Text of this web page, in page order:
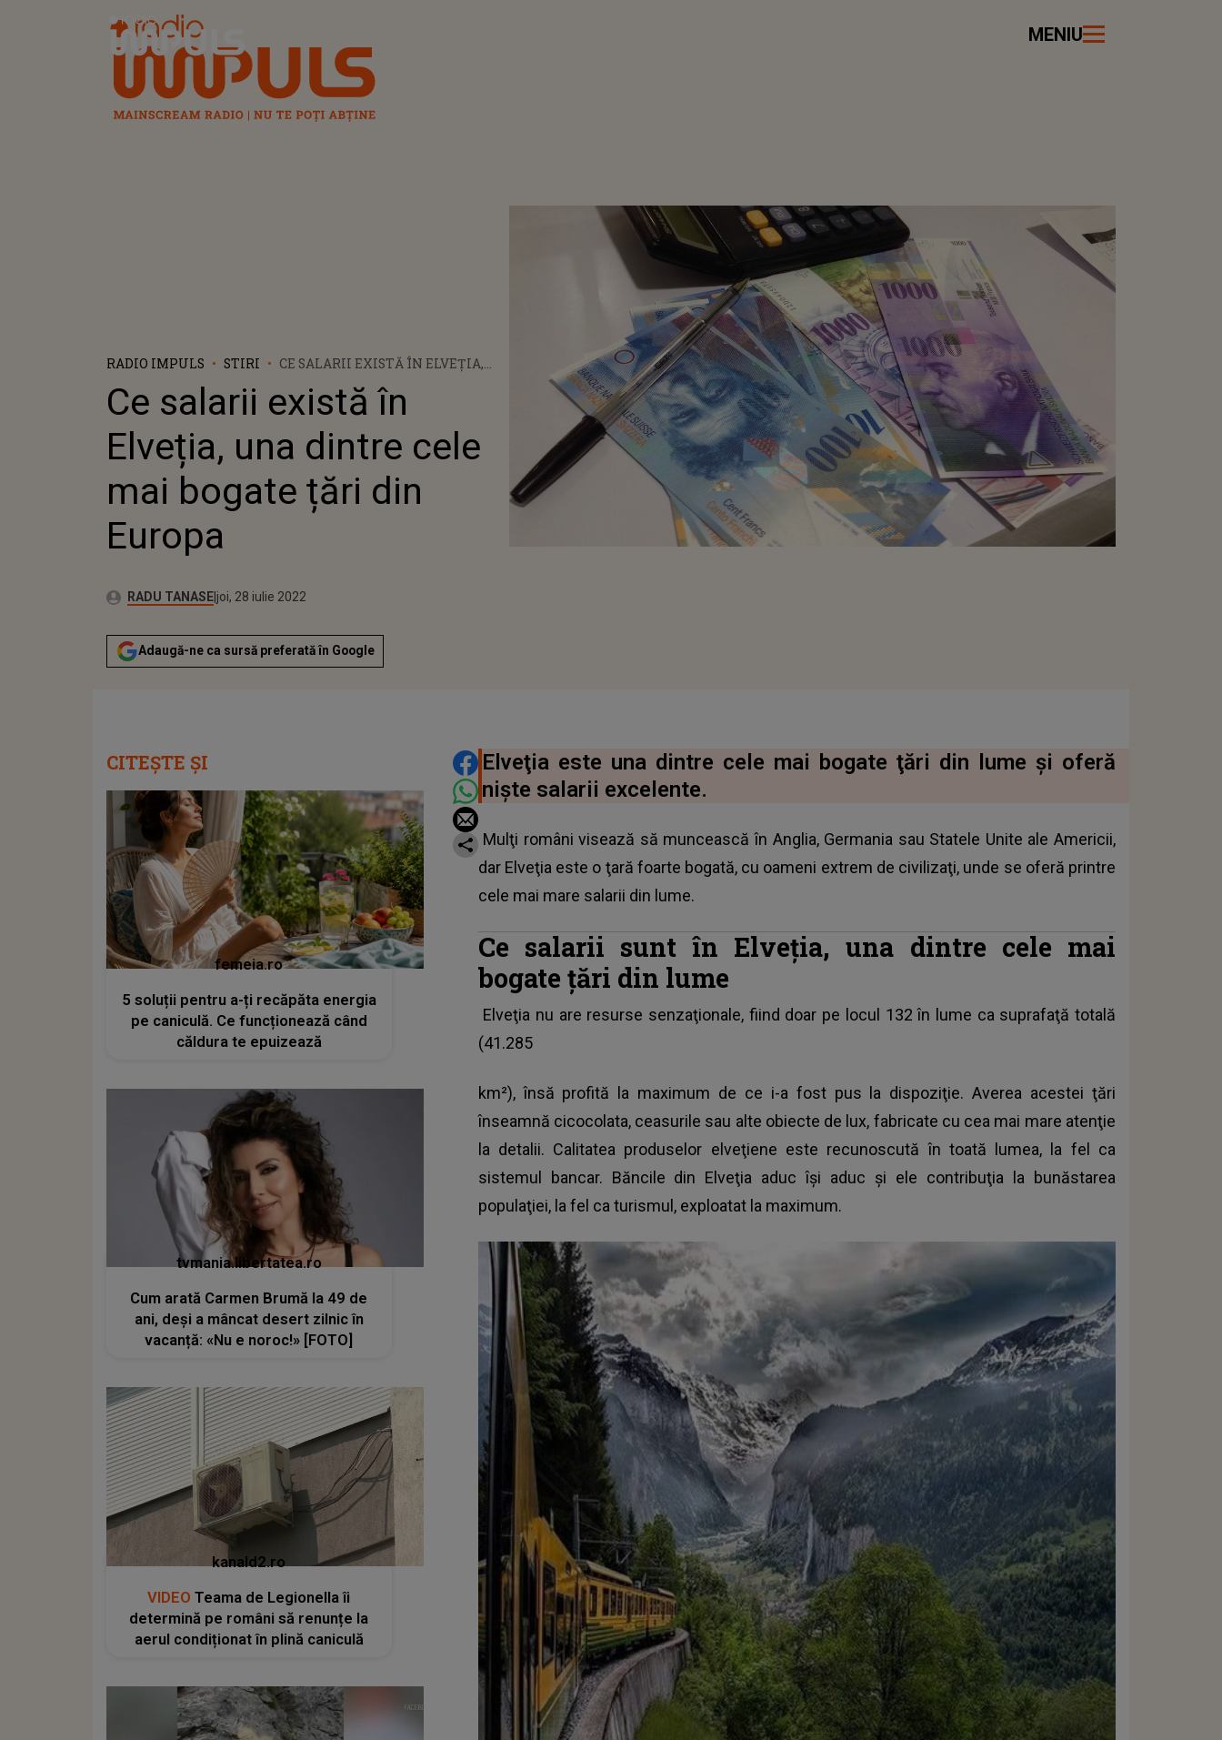
Radio Impuls MENIU
RADIO IMPULS STIRI
CE SALARII EXISTĂ ÎN ELVEȚIA,
ȚĂRI DIN EUROPA
Ce salarii există în
Elveția, una dintre cele
mai bogate țări din
Europa
Autor:RADU TANASEPublicat:
luni, 12 iulie 2021
Actualizat:
joi, 28 iulie 2022
Adaugă-ne ca sursă preferată în Google
DISTRIBUIE ARTICOLUL
Elveţia este una dintre cele mai bogate ţări din lume şi oferă
nişte salarii excelente.
Mulţi români visează să muncească în Anglia, Germania sau Statele Unite ale Americii,
dar Elveţia este o ţară foarte bogată, cu oameni extrem de civilizaţi, unde se oferă printre
cele mai mare salarii din lume.
Ce salarii sunt în Elveţia, una dintre cele mai
bogate ţări din lume
Elveţia nu are resurse senzaţionale, fiind doar pe locul 132 în lume ca suprafaţă totală
(41.285
km²), însă profită la maximum de ce i-a fost pus la dispoziţie. Averea acestei ţări
înseamnă cicocolata, ceasurile sau alte obiecte de lux, fabricate cu cea mai mare atenţie
la detalii. Calitatea produselor elveţiene este recunoscută în toată lumea, la fel ca
sistemul bancar. Băncile din Elveţia aduc îşi aduc şi ele contribuţia la bunăstarea
populaţiei, la fel ca turismul, exploatat la maximum.
CITEȘTE ȘI
femeia.ro
5 soluții pentru a-ți recăpăta energia
pe caniculă. Ce funcționează când
căldura te epuizează
tvmania.libertatea.ro
Cum arată Carmen Brumă la 49 de
ani, deși a mâncat desert zilnic în
vacanță: «Nu e noroc!» [FOTO]
kanald2.ro
VIDEO Teama de Legionella îi
determină pe români să renunțe la
aerul condiționat în plină caniculă